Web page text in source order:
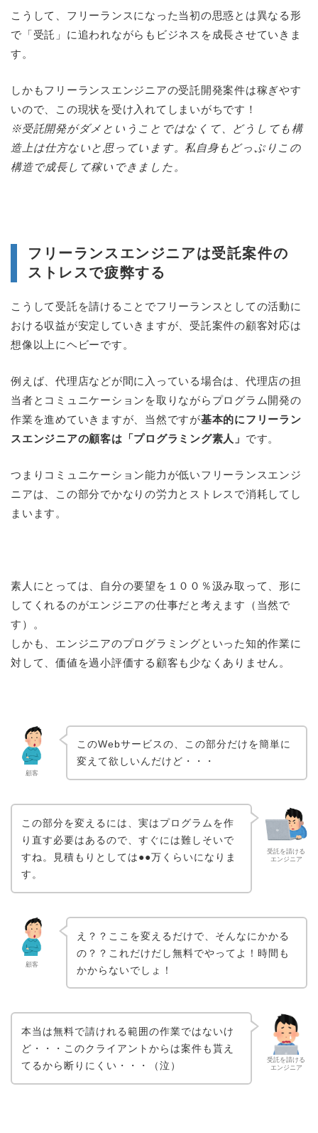
こうして、フリーランスになった当初の思惑とは異なる形
で「受託」に追われながらもビジネスを成長させていきま
す。
しかもフリーランスエンジニアの受託開発案件は稼ぎやす
いので、この現状を受け入れてしまいがちです！
※受託開発がダメということではなくて、どうしても構
造上は仕方ないと思っています。私自身もどっぷりこの
構造で成長して稼いできました。
フリーランスエンジニアは受託案件の
ストレスで疲弊する
こうして受託を請けることでフリーランスとしての活動に
おける収益が安定していきますが、受託案件の顧客対応は
想像以上にヘビーです。
例えば、代理店などが間に入っている場合は、代理店の担
当者とコミュニケーションを取りながらプログラム開発の
作業を進めていきますが、当然ですが基本的にフリーラン
スエンジニアの顧客は「プログラミング素人」 です。
つまりコミュニケーション能力が低いフリーランスエンジ
ニアは、この部分でかなりの労力とストレスで消耗してし
まいます。
素人にとっては、自分の要望を１００％汲み取って、形に
してくれるのがエンジニアの仕事だと考えます（当然で
す）。
しかも、エンジニアのプログラミングといった知的作業に
対して、価値を過小評価する顧客も少なくありません。
顧客
このWebサービスの、この部分だけを簡単に
変えて欲しいんだけど・・・
受託を請ける
エンジニア
この部分を変えるには、実はプログラムを作
り直す必要はあるので、すぐには難しそいで
すね。見積もりとしては●●万くらいになりま
す。
顧客
え？？ここを変えるだけで、そんなにかかる
の？？これだけだし無料でやってよ！時間も
かからないでしょ！
受託を請ける
エンジニア
本当は無料で請けれる範囲の作業ではないけ
ど・・・このクライアントからは案件も貰え
てるから断りにくい・・・（泣）